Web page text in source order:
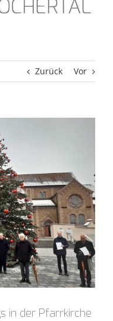
Zurück Vor
in der Pfarrkirche